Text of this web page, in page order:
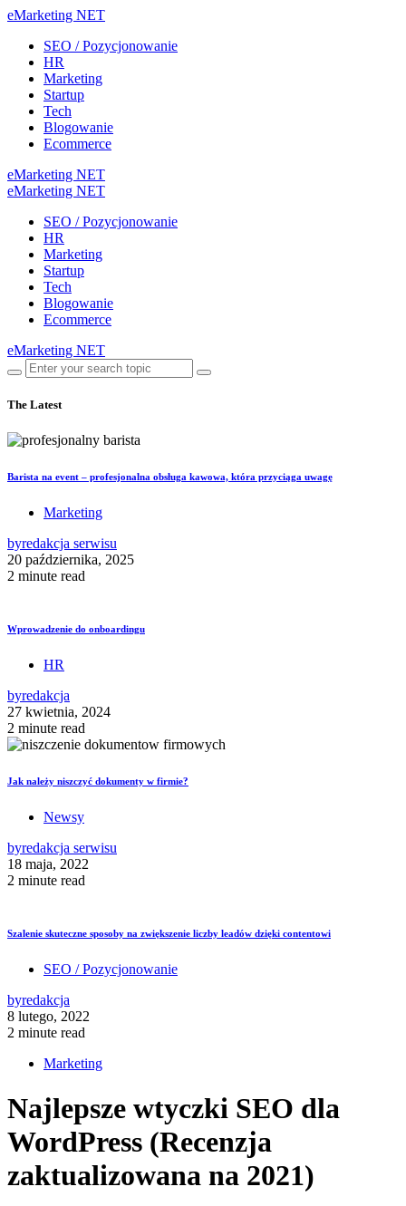
eMarketing NET
SEO / Pozycjonowanie
HR
Marketing
Startup
Tech
Blogowanie
Ecommerce
eMarketing NET
eMarketing NET
SEO / Pozycjonowanie
HR
Marketing
Startup
Tech
Blogowanie
Ecommerce
eMarketing NET
The Latest
Barista na event – profesjonalna obsługa kawowa, która przyciąga uwagę
Marketing
byredakcja serwisu
20 października, 2025
2 minute read
Wprowadzenie do onboardingu
HR
byredakcja
27 kwietnia, 2024
2 minute read
Jak należy niszczyć dokumenty w firmie?
Newsy
byredakcja serwisu
18 maja, 2022
2 minute read
Szalenie skuteczne sposoby na zwiększenie liczby leadów dzięki contentowi
SEO / Pozycjonowanie
byredakcja
8 lutego, 2022
2 minute read
Marketing
Najlepsze wtyczki SEO dla
WordPress (Recenzja
zaktualizowana na 2021)